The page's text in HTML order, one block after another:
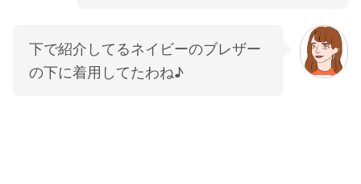
下で紹介してるネイビーのブレザー
の下に着用してたわね♪